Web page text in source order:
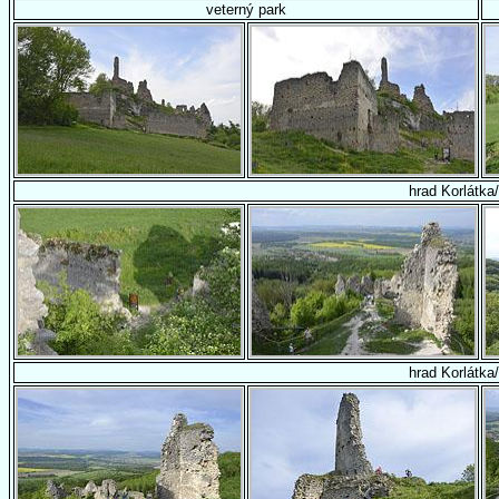
veterný park
hrad
hrad